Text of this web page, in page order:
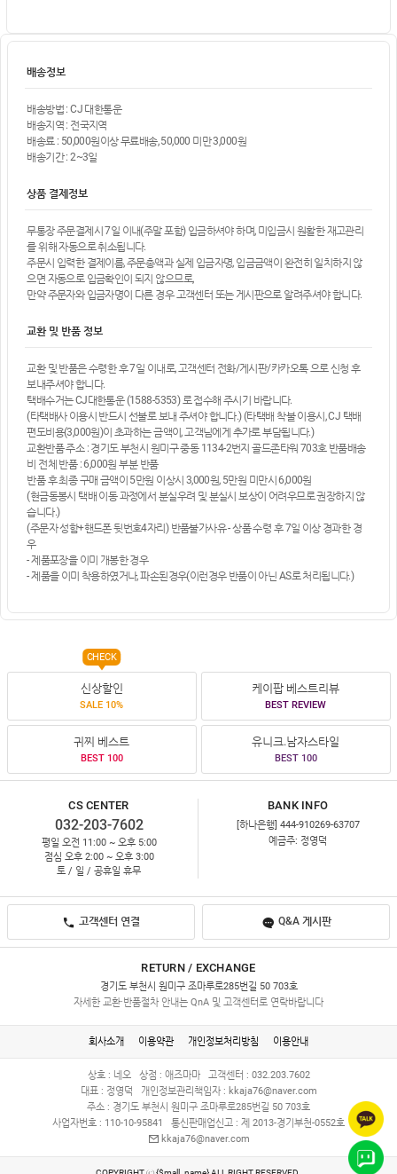
배송정보
배송방법 : CJ 대한통운
배송지역 : 전국지역
배송료 : 50,000원이상 무료배송, 50,000 미만 3,000원
배송기간 : 2~3일
상품 결제정보
무통장 주문결제시 7일 이내(주말 포함) 입금하셔야 하며, 미입금시 원활한 재고관리
를 위해 자동으로 취소됩니다.
주문시 입력한 결제이름, 주문총액과 실제 입금자명, 입금금액이 완전히 일치하지 않
으면 자동으로 입금확인이 되지 않으므로,
만약 주문자와 입금자명이 다른 경우 고객센터 또는 게시판으로 알려주셔야 합니다.
교환 및 반품 정보
교환 및 반품은 수령한 후 7일 이내로, 고객센터 전화/게시판/카카오톡 으로 신청 후
보내주셔야 합니다.
택배수거는 CJ대한통운 (1588-5353) 로 접수해 주시기 바랍니다.
(타택배사 이용시 반드시 선불로 보내 주셔야 합니다.) (타택배 착불 이용시, CJ 택배
편도비용(3,000원)이 초과하는 금액이, 고객님에게 추가로 부담됩니다.)
교환반품 주소 : 경기도 부천시 원미구 중동 1134-2번지 골드존타워 703호 반품배송
비 전체 반품 : 6,000원 부분 반품
반품 후 최종 구매 금액이 5만원 이상시 3,000원, 5만원 미만시 6,000원
(현금동봉시 택배 이동 과정에서 분실우려 및 분실시 보상이 어려우므로 권장하지 않
습니다.)
(주문자 성함+핸드폰 뒷번호4자리) 반품불가사유 - 상품 수령 후 7일 이상 경과한 경
우
- 제품포장을 이미 개봉한 경우
- 제품을 이미 착용하였거나, 파손된경우(이런경우 반품이 아닌 AS로 처리됩니다.)
신상할인
SALE 10%
CHECK
케이팝 베스트리뷰
BEST REVIEW
귀찌 베스트
BEST 100
유니크.남자스타일
BEST 100
CS CENTER
032-203-7602
평일 오전 11:00 ~ 오후 5:00
점심 오후 2:00 ~ 오후 3:00
토 / 일 / 공휴일 휴무
BANK INFO
[하나은행] 444-910269-63707
예금주: 정영덕
고객센터 연결 Q&A 게시판
RETURN / EXCHANGE
경기도 부천시 원미구 조마루로285번길 50 703호
자세한 교환·반품절차 안내는 QnA 및 고객센터로 연락바랍니다
회사소개 이용약관 개인정보처리방침 이용안내
상호 : 네오 상점 : 애즈마마
고객센터 : 032.203.7602
대표 : 정영덕
개인정보관리책임자 : kkaja76@naver.com
주소 : 경기도 부천시 원미구 조마루로285번길 50 703호
사업자번호 : 110-10-95841
통신판매업신고 : 제 2013-경기부천-0552호
kkaja76@naver.com